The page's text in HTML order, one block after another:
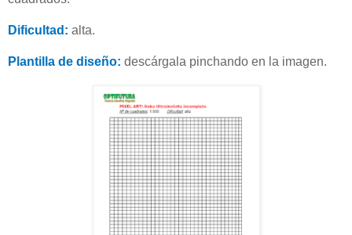
Dificultad: alta.
Plantilla de diseño: descárgala pinchando en la imagen.